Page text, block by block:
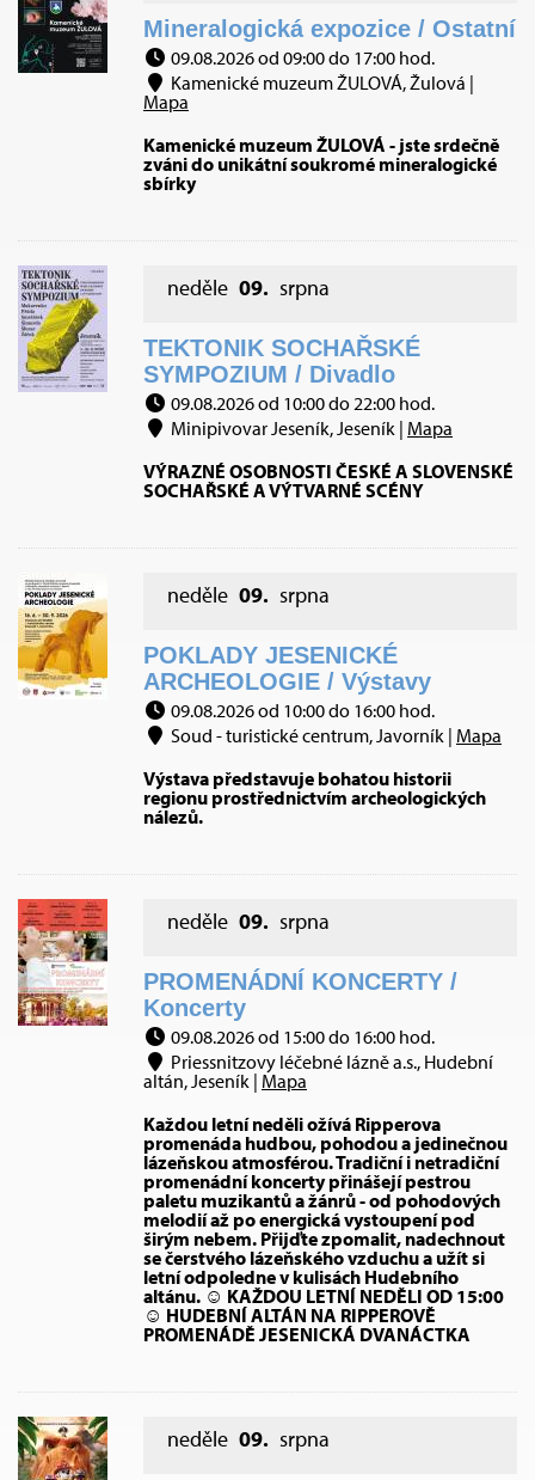
Mineralogická expozice / Ostatní
09.08.2026 od 09:00 do 17:00 hod.
Kamenické muzeum ŽULOVÁ, Žulová |
Mapa
Kamenické muzeum ŽULOVÁ - jste srdečně
zváni do unikátní soukromé mineralogické
sbírky
neděle 09. srpna
TEKTONIK SOCHAŘSKÉ
SYMPOZIUM / Divadlo
09.08.2026 od 10:00 do 22:00 hod.
Minipivovar Jeseník, Jeseník | Mapa
VÝRAZNÉ OSOBNOSTI ČESKÉ A SLOVENSKÉ
SOCHAŘSKÉ A VÝTVARNÉ SCÉNY
neděle 09. srpna
POKLADY JESENICKÉ
ARCHEOLOGIE / Výstavy
09.08.2026 od 10:00 do 16:00 hod.
Soud - turistické centrum, Javorník | Mapa
Výstava představuje bohatou historii
regionu prostřednictvím archeologických
nálezů.
neděle 09. srpna
PROMENÁDNÍ KONCERTY /
Koncerty
09.08.2026 od 15:00 do 16:00 hod.
Priessnitzovy léčebné lázně a.s., Hudební
altán, Jeseník | Mapa
Každou letní neděli ožívá Ripperova
promenáda hudbou, pohodou a jedinečnou
lázeňskou atmosférou. Tradiční i netradiční
promenádní koncerty přinášejí pestrou
paletu muzikantů a žánrů - od pohodových
melodií až po energická vystoupení pod
širým nebem. Přijďte zpomalit, nadechnout
se čerstvého lázeňského vzduchu a užít si
letní odpoledne v kulisách Hudebního
altánu. ☺ KAŽDOU LETNÍ NEDĚLI OD 15:00
☺ HUDEBNÍ ALTÁN NA RIPPEROVĚ
PROMENÁDĚ JESENICKÁ DVANÁCTKA
neděle 09. srpna